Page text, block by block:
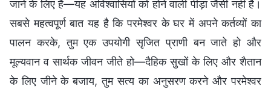
जाने के लिए है—यह अविश्वासियों को होने वाली पीड़ा जैसी नहीं है।
सबसे महत्वपूर्ण बात यह है कि परमेश्वर के घर में अपने कर्तव्यों का
पालन करके, तुम एक उपयोगी सृजित प्राणी बन जाते हो और
मूल्यवान व सार्थक जीवन जीते हो—दैहिक सुखों के लिए और शैतान
के लिए जीने के बजाय, तुम सत्य का अनुसरण करने और परमेश्वर